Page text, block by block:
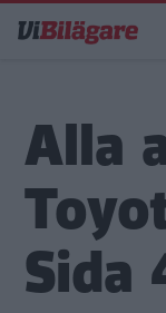
till
Alla
Sida